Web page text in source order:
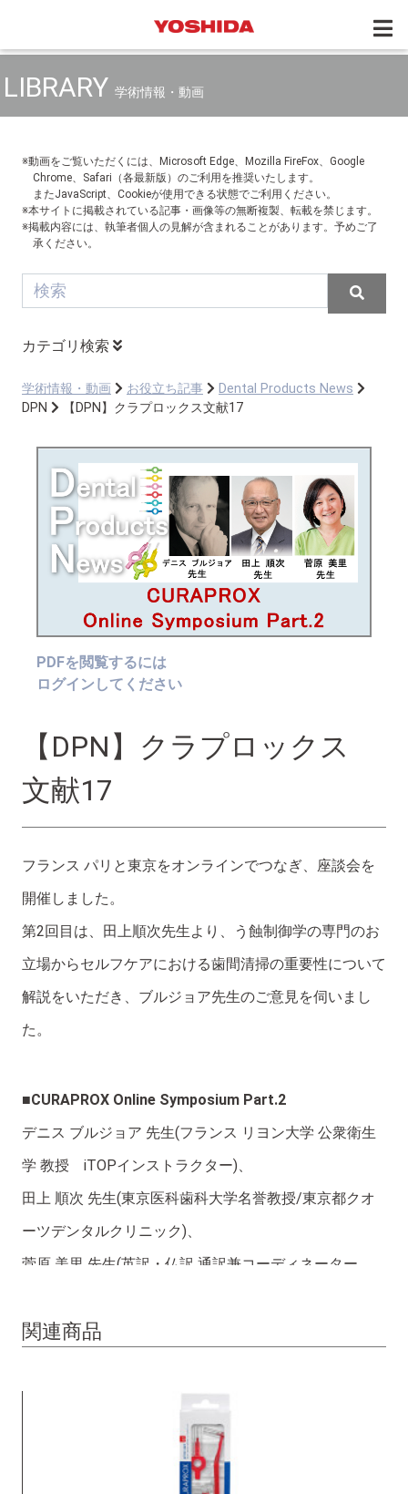
LIBRARY 学術情報・動画
※動画をご覧いただくには、Microsoft Edge、Mozilla FireFox、Google
Chrome、Safari（各最新版）のご利用を推奨いたします。
またJavaScript、Cookieが使用できる状態でご利用ください。
※本サイトに掲載されている記事・画像等の無断複製、転載を禁じます。
※掲載内容には、執筆者個人の見解が含まれることがあります。予めご了
承ください。
カテゴリ検索
学術情報・動画 お役立ち記事
Dental Products News
DPN
【DPN】クラプロックス文献17
PDFを閲覧するには
ログインしてください
【DPN】クラプロックス
文献17
フランス パリと東京をオンラインでつなぎ、座談会を
開催しました。
第2回目は、田上順次先生より、う蝕制御学の専門のお
立場からセルフケアにおける歯間清掃の重要性について
解説をいただき、ブルジョア先生のご意見を伺いまし
た。
■CURAPROX Online Symposium Part.2
デニス ブルジョア 先生(フランス リヨン大学 公衆衛生
学 教授 iTOPインストラクター)、
田上 順次 先生(東京医科歯科大学名誉教授/東京都クオ
ーツデンタルクリニック)、
菅原 美里 先生(英訳・仏訳 通訳兼コーディネーター
関連商品